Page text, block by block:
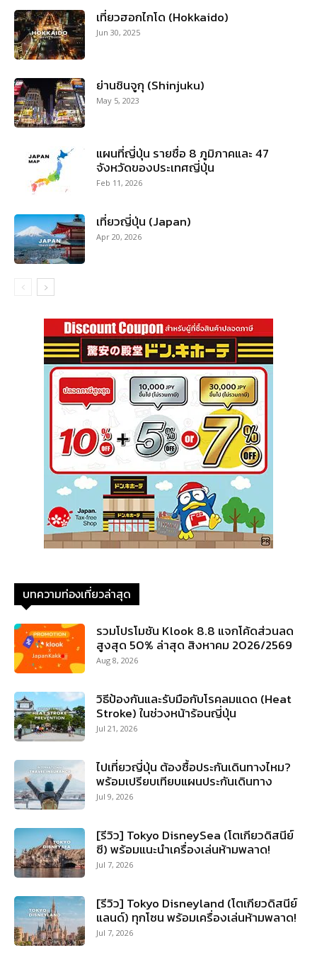
เที่ยวฮอกไกโด (Hokkaido)
Jun 30, 2025
ย่านชินจูกุ (Shinjuku)
May 5, 2023
แผนที่ญี่ปุ่น รายชื่อ 8 ภูมิภาคและ 47
จังหวัดของประเทศญี่ปุ่น
Feb 11, 2026
เที่ยวญี่ปุ่น (Japan)
Apr 20, 2026
บทความท่องเที่ยวล่าสุด
รวมโปรโมชัน Klook 8.8 แจกโค้ดส่วนลด
สูงสุด 50% ล่าสุด สิงหาคม 2026/2569
Aug 8, 2026
วิธีป้องกันและรับมือกับโรคลมแดด (Heat
Stroke) ในช่วงหน้าร้อนญี่ปุ่น
Jul 21, 2026
ไปเที่ยวญี่ปุ่น ต้องซื้อประกันเดินทางไหม?
พร้อมเปรียบเทียบแผนประกันเดินทาง
Jul 9, 2026
[รีวิว] Tokyo DisneySea (โตเกียวดิสนีย์
ซี) พร้อมแนะนำเครื่องเล่นห้ามพลาด!
Jul 7, 2026
[รีวิว] Tokyo Disneyland (โตเกียวดิสนีย์
แลนด์) ทุกโซน พร้อมเครื่องเล่นห้ามพลาด!
Jul 7, 2026